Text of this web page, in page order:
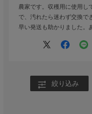
農家です。収穫用に使用し
で、汚れたら迷わず交換で
早い発送も助かりました。
絞り込み